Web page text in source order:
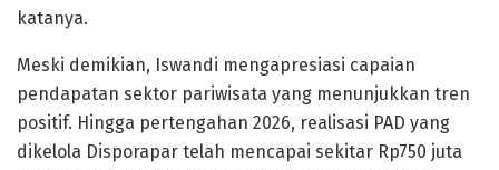
katanya.
Meski demikian, Iswandi mengapresiasi capaian
pendapatan sektor pariwisata yang menunjukkan tren
positif. Hingga pertengahan 2026, realisasi PAD yang
dikelola Disporapar telah mencapai sekitar Rp750 juta